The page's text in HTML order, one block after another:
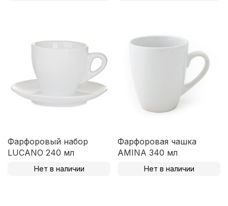
Фарфоровый набор
LUCANO 240 мл
Нет в наличии
Фарфоровая чашка
AMINA 340 мл
Нет в наличии